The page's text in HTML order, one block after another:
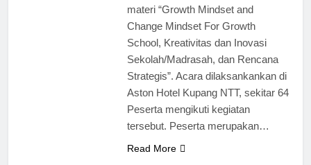
materi “Growth Mindset and
Change Mindset For Growth
School, Kreativitas dan Inovasi
Sekolah/Madrasah, dan Rencana
Strategis”. Acara dilaksankankan di
Aston Hotel Kupang NTT, sekitar 64
Peserta mengikuti kegiatan
tersebut. Peserta merupakan…
Read More